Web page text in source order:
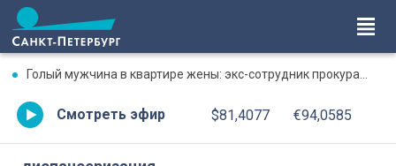
Голый мужчина в квартире жены: экс-сотрудник прокуратуры рассказал, почему совершил убийство
Смотреть эфир $81,4077 €94,0585